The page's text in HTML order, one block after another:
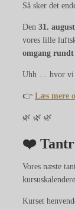
Så sker det
Den 31.
vores lille
omgang rundt
Uhh … hvor vi
👉 Læs mere
🌿 🌿 🌿
❤️
Vores næste
Kurset